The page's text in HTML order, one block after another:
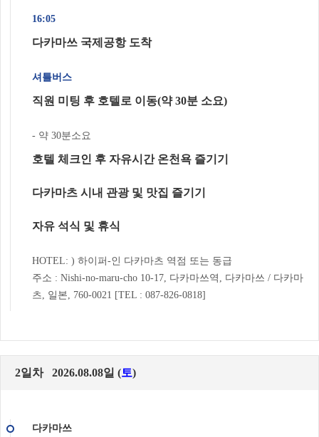
16:05
다카마쓰 국제공항 도착
셔틀버스
직원 미팅 후 호텔로 이동(약 30분 소요)
- 약 30분소요
호텔 체크인 후 자유시간 온천욕 즐기기
다카마츠 시내 관광 및 맛집 즐기기
자유 석식 및 휴식
HOTEL: ) 하이퍼-인 다카마츠 역점 또는 동급
주소 : Nishi-no-maru-cho 10-17, 다카마쓰역, 다카마쓰 / 다카마
츠, 일본, 760-0021 [TEL : 087-826-0818]
2일차 2026.08.08일 (토)
다카마쓰